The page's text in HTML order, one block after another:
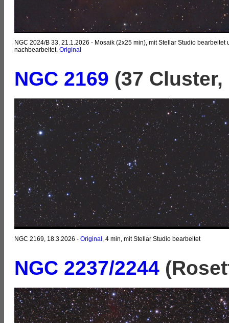
NGC 2024/B 33, 21.1.2026 - Mosaik (2x25 min), mit Stellar Studio bearbeitet
nachbearbeitet, Original
NGC 2169 (37
NGC 2169, 18.3.2026 - Original , 4 min, mit Stellar Studio bearbeitet
NGC 2237/2244